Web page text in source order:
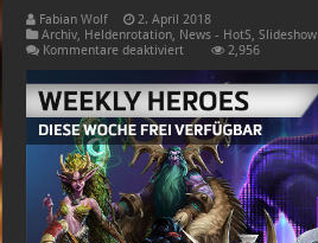
Fabian Wolf
2. April 2018
Archiv, Heldenrotation, News - HotS,Slideshow
Kommentare deaktiviertfür
of
the
Storm
Free-
to-
Play-
Heldenrotation
–
03.04.2018
–
09.04.2018
2,956